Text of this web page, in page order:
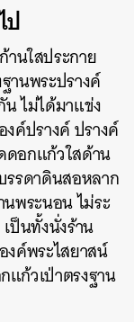
ป
านใสประกาย
านพระปรางค์
ไม่ได้มาแข่ง
งค์ปรางค์ ปรางค์
ดอกแก้วใสด้าน
รดาดินสอหลาก
นพระนอน ไม่ระ
ป็นทั้งนั่งร้าน
งค์พระไสยาสน์
แก้วเป่าตรงฐาน